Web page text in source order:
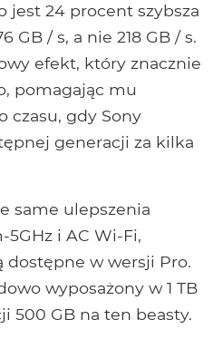
jest 24 procent szybsza
GB / s, a nie 218 GB / s.
efekt, który znacznie
pomagając mu
czasu, gdy Sony
generacji za kilka
same ulepszenia
i AC Wi-Fi,
dostępne w wersji Pro.
wyposażony w 1 TB
500 GB na ten beasty.